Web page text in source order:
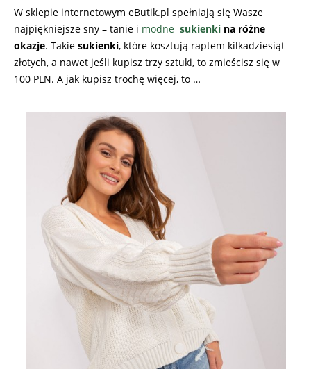
W sklepie internetowym eButik.pl spełniają się Wasze
najpiękniejsze sny – tanie i modne sukienki na różne
okazje. Takie sukienki, które kosztują raptem kilkadziesiąt
złotych, a nawet jeśli kupisz trzy sztuki, to zmieścisz się w
100 PLN. A jak kupisz trochę więcej, to …